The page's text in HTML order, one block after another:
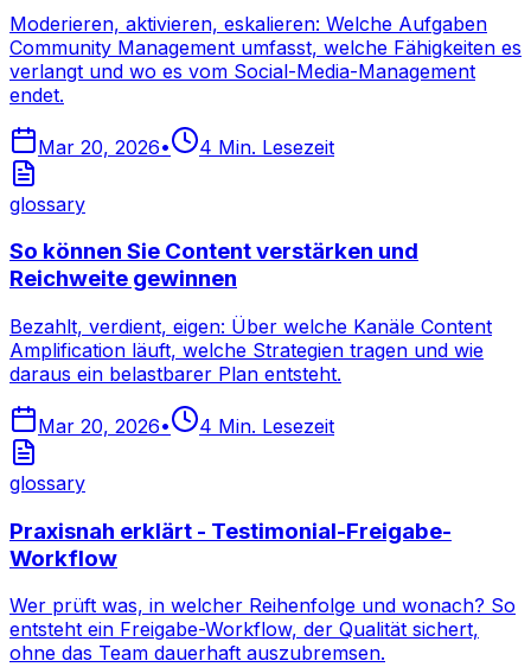
Moderieren, aktivieren, eskalieren: Welche Aufgaben
Community Management umfasst, welche Fähigkeiten es
verlangt und wo es vom Social-Media-Management
endet.
Mar 20, 2026• 4 Min. Lesezeit
glossary
So können Sie Content verstärken und
Reichweite gewinnen
Bezahlt, verdient, eigen: Über welche Kanäle Content
Amplification läuft, welche Strategien tragen und wie
daraus ein belastbarer Plan entsteht.
Mar 20, 2026• 4 Min. Lesezeit
glossary
Praxisnah erklärt - Testimonial-Freigabe-
Workflow
Wer prüft was, in welcher Reihenfolge und wonach? So
entsteht ein Freigabe-Workflow, der Qualität sichert,
ohne das Team dauerhaft auszubremsen.